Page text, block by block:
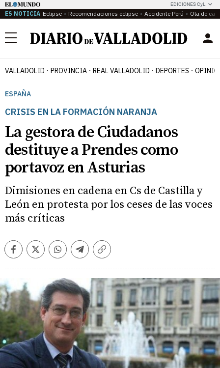
EDICIONES CyL
ES NOTICIA Eclipse Recomendaciones eclipse Accidente Perú Ola de
Menú
VALLADOLID PROVINCIA REAL VALLADOLID DEPORTES
ESPAÑA
CRISIS EN LA FORMACIÓN NARANJA
La gestora de Ciudadanos
destituye a Prendes como
portavoz en Asturias
Dimisiones en cadena en Cs de Castilla y
León en protesta por los ceses de las voces
más críticas
FacebookTwitterWhatsappTelegramCopiar